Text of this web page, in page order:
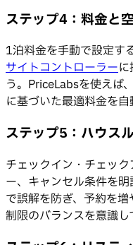
ステップ4：料金と
1泊料金を手動で設定す
サイトコントローラー
う。PriceLabsを使えば
に基づいた最適料金を自
ステップ5：ハウス
チェックイン・チェッ
ー、キャンセル条件を
で誤解を防ぎ、予約を
制限のバランスを意識し